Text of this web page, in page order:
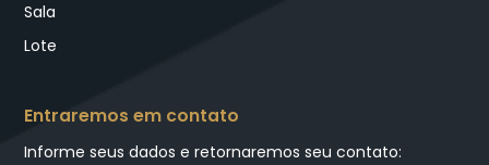
Sala
Lote
Entraremos em contato
Informe seus dados e retornaremos seu contato: